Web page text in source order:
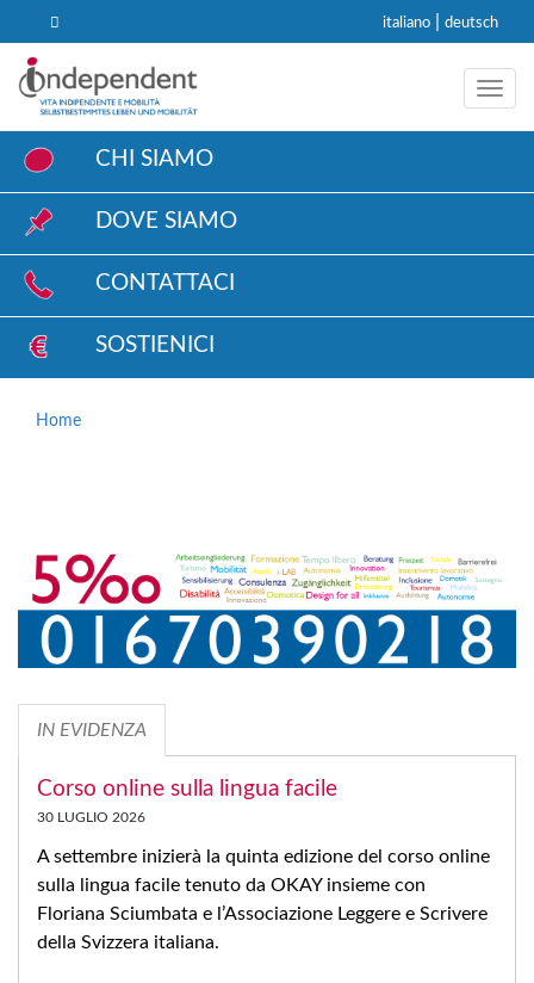
italiano deutsch
CHI SIAMO
DOVE SIAMO
CONTATTACI
SOSTIENICI
Home
IN EVIDENZA
Corso online sulla lingua facile
30 LUGLIO 2026
A settembre inizierà la quinta edizione del corso online
sulla lingua facile tenuto da OKAY insieme con
Floriana Sciumbata e l’Associazione Leggere e Scrivere
della Svizzera italiana.